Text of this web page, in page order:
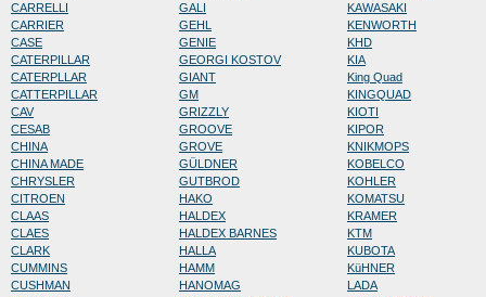
CARRELLI
CARRIER
CASE
CATERPILLAR
CATERPLLAR
CATTERPILLAR
CAV
CESAB
CHINA
CHINA MADE
CHRYSLER
CITROEN
CLAAS
CLAES
CLARK
CUMMINS
CUSHMAN
GALI
GEHL
GENIE
GEORGI KOSTOV
GIANT
GM
GRIZZLY
GROOVE
GROVE
GÜLDNER
GUTBROD
HAKO
HALDEX
HALDEX BARNES
HALLA
HAMM
HANOMAG
KAWASAKI
KENWORTH
KHD
KIA
King Quad
KINGQUAD
KIOTI
KIPOR
KNIKMOPS
KOBELCO
KOHLER
KOMATSU
KRAMER
KTM
KUBOTA
KüHNER
LADA